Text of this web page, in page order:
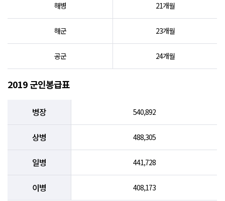
해병 21개월
해군 23개월
공군 24개월
2019 군인봉급표
병장 540,892
상병 488,305
일병 441,728
이병 408,173